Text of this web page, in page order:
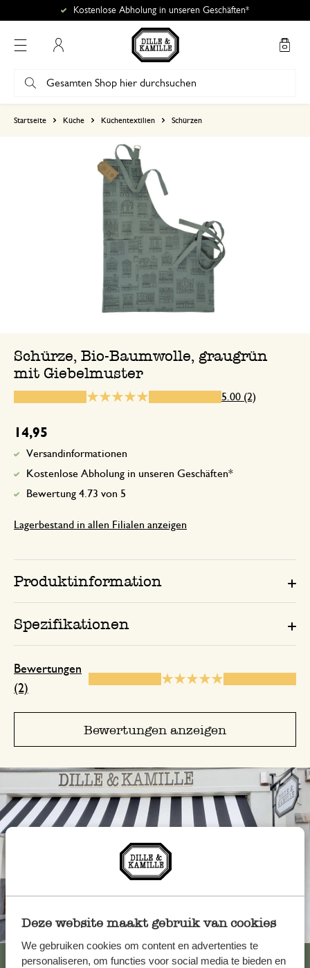
Deze website maakt gebruik van cookies
We gebruiken cookies om content en advertenties te
personaliseren, om functies voor social media te bieden en
Kostenlose Abholung in unseren Geschäften*
Startseite Küche Küchentextilien Schürzen
Schürze, Bio-Baumwolle, graugrün
mit Giebelmuster
5.00 (2)
14,95
Versandinformationen
Kostenlose Abholung in unseren Geschäften*
Bewertung 4.73 von 5
Lagerbestand in allen Filialen anzeigen
Produktinformation
Spezifikationen
Bewertungen
(2)
Bewertungen anzeigen
Immer in der Nähe
Alle 62 Geschäfte anzeigen
4
3
2
1
21. Januar 2025
Nur Bewertung, ohne Kommentar
Antwort von Dille & Kamille
22. Januar 2025
Wir schätzen es sehr und freuen